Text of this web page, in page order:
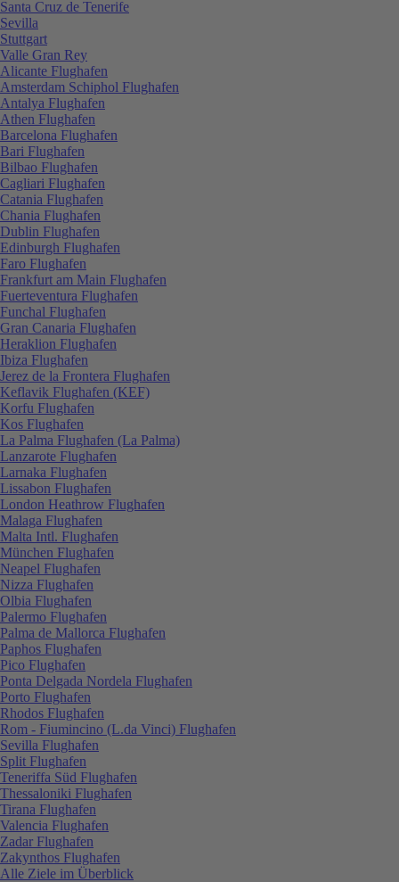
Santa Cruz de Tenerife
Sevilla
Stuttgart
Valle Gran Rey
Alicante Flughafen
Amsterdam Schiphol Flughafen
Antalya Flughafen
Athen Flughafen
Barcelona Flughafen
Bari Flughafen
Bilbao Flughafen
Cagliari Flughafen
Catania Flughafen
Chania Flughafen
Dublin Flughafen
Edinburgh Flughafen
Faro Flughafen
Frankfurt am Main Flughafen
Fuerteventura Flughafen
Funchal Flughafen
Gran Canaria Flughafen
Heraklion Flughafen
Ibiza Flughafen
Jerez de la Frontera Flughafen
Keflavik Flughafen (KEF)
Korfu Flughafen
Kos Flughafen
La Palma Flughafen (La Palma)
Lanzarote Flughafen
Larnaka Flughafen
Lissabon Flughafen
London Heathrow Flughafen
Malaga Flughafen
Malta Intl. Flughafen
München Flughafen
Neapel Flughafen
Nizza Flughafen
Olbia Flughafen
Palermo Flughafen
Palma de Mallorca Flughafen
Paphos Flughafen
Pico Flughafen
Ponta Delgada Nordela Flughafen
Porto Flughafen
Rhodos Flughafen
Rom - Fiumincino (L.da Vinci) Flughafen
Sevilla Flughafen
Split Flughafen
Teneriffa Süd Flughafen
Thessaloniki Flughafen
Tirana Flughafen
Valencia Flughafen
Zadar Flughafen
Zakynthos Flughafen
Alle Ziele im Überblick